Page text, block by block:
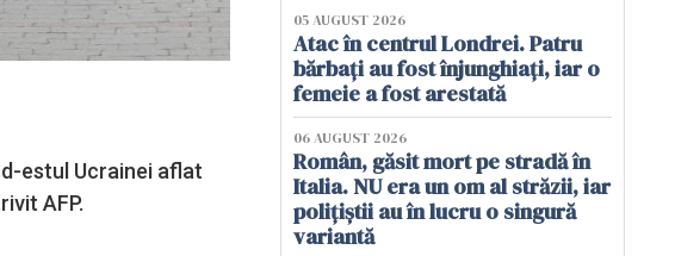
estul Ucrainei aflat
AFP.
05 AUGUST 2026
Atac în centrul Londrei. Patru
bărbați au fost înjunghiați, iar o
femeie a fost arestată
06 AUGUST 2026
Român, găsit mort pe stradă în
Italia. NU era un om al străzii, iar
polițiștii au în lucru o singură
variantă